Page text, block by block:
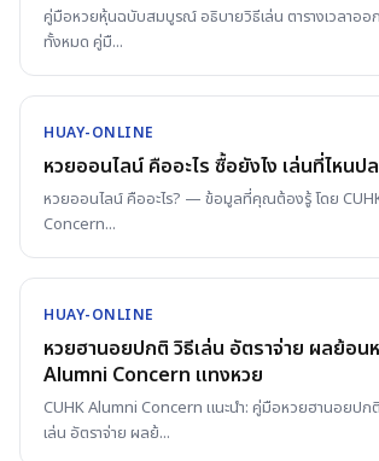
คู่มือหวยหุ้นฉบับสมบูรณ์ อธิบายวิธีเล่น ตารางเวลาออ
ทั้งหมด คู่มื...
HUAY-ONLINE
หวยออนไลน์ คืออะไร ซื้อยังไง เล่นที่ไหน
หวยออนไลน์ คืออะไร? — ข้อมูลที่คุณต้องรู้ โดย
Concern...
HUAY-ONLINE
หวยฮานอยปกติ วิธีเล่น อัตราจ่าย ผลย้อน
Alumni Concern แทงหวย
CUHK Alumni Concern แนะนำ: คู่มือหวยฮานอยป
เล่น อัตราจ่าย ผลย้...